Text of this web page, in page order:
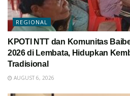
REGIONAL
KPOTI NTT dan Komunitas
2026 di Lembata, Hidupkan
Tradisional
AUGUST 6, 2026